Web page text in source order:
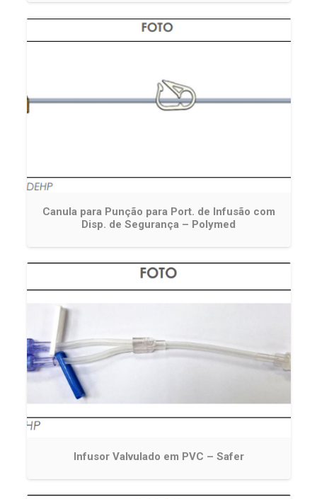
Canula para Punção para Port. de Infusão com
Disp. de Segurança – Polymed
Infusor Valvulado em PVC – Safer